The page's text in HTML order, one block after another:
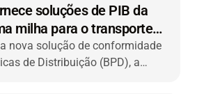
soluções de PIB da
milha para o transporte
Alemanha
nova solução de conformidade
de Distribuição (BPD), a